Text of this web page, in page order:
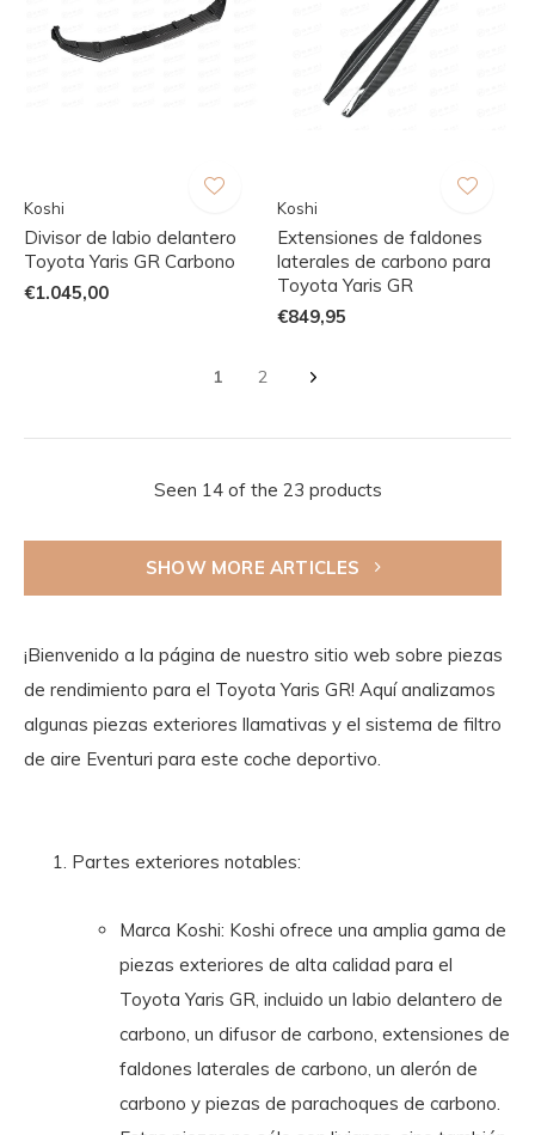
Koshi
Divisor de labio delantero
Toyota Yaris GR Carbono
€1.045,00
Koshi
Extensiones de faldones
laterales de carbono para
Toyota Yaris GR
€849,95
1 2
Seen 14 of the 23 products
SHOW MORE ARTICLES
¡Bienvenido a la página de nuestro sitio web sobre piezas
de rendimiento para el Toyota Yaris GR! Aquí analizamos
algunas piezas exteriores llamativas y el sistema de filtro
de aire Eventuri para este coche deportivo.
Partes exteriores notables:
Marca Koshi: Koshi ofrece una amplia gama de
piezas exteriores de alta calidad para el
Toyota Yaris GR, incluido un labio delantero de
carbono, un difusor de carbono, extensiones de
faldones laterales de carbono, un alerón de
carbono y piezas de parachoques de carbono.